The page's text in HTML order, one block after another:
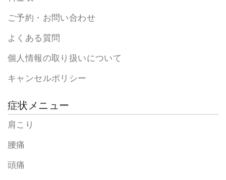
ご予約・お問い合わせ
よくある質問
個人情報の取り扱いについて
キャンセルポリシー
症状メニュー
肩こり
腰痛
頭痛